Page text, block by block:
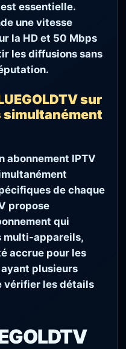
essentielle.
une vitesse
la HD et 50 Mbps
les diffusions sans
sur
simultanément
abonnement IPTV
de chaque
propose
qui
multi-appareils,
accrue pour les
plusieurs
vérifier les détails